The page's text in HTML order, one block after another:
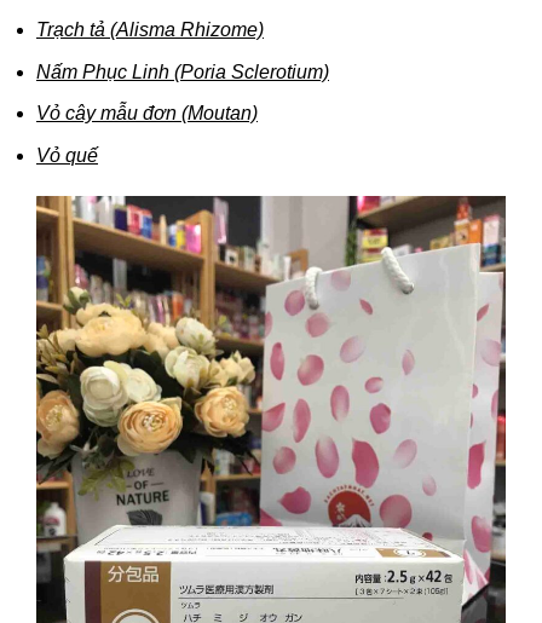
Trạch tả (Alisma Rhizome)
Nấm Phục Linh (Poria Sclerotium)
Vỏ cây mẫu đơn (Moutan)
Vỏ quế